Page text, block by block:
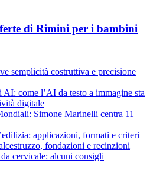
di Rimini per i bambini
semplicità costruttiva e precisione
come l’AI da testo a immagine sta
digitale
Simone Marinelli centra 11
applicazioni, formati e criteri
fondazioni e recinzioni
cervicale: alcuni consigli